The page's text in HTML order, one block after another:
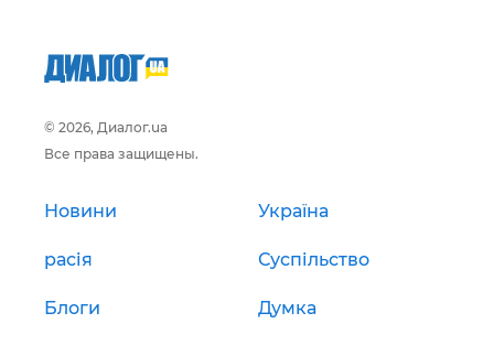
© 2026, Диалог.ua
Все права защищены.
Новини Україна
расія Суспільство
Блоги Думка